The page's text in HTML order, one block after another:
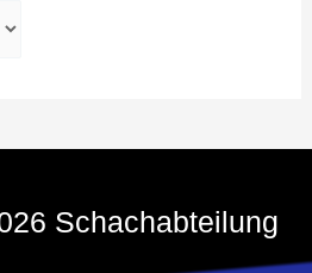
Schachabteilung